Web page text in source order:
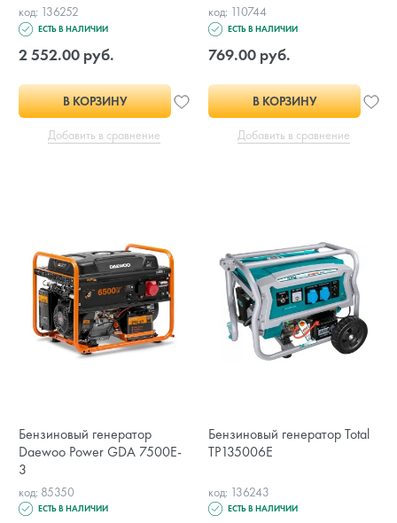
код: 136252
ЕСТЬ В НАЛИЧИИ
2 552.00 руб.
В КОРЗИНУ
Добавить в сравнение
код: 110744
ЕСТЬ В НАЛИЧИИ
769.00 руб.
В КОРЗИНУ
Добавить в сравнение
Бензиновый генератор
Daewoo Power GDA 7500E-
3
код: 85350
ЕСТЬ В НАЛИЧИИ
Бензиновый генератор Total
TP135006E
код: 136243
ЕСТЬ В НАЛИЧИИ